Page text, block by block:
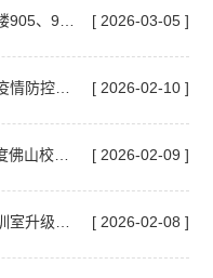
[ 2026-03-05 ]
[ 2026-02-10 ]
[ 2026-02-09 ]
[ 2026-02-08 ]